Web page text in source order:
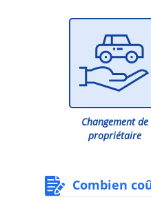
Changement de
propriétaire
Combien